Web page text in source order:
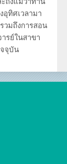
ทิศเวลามา
วมถึงการสอน
รย์ในสาขา
จุบัน